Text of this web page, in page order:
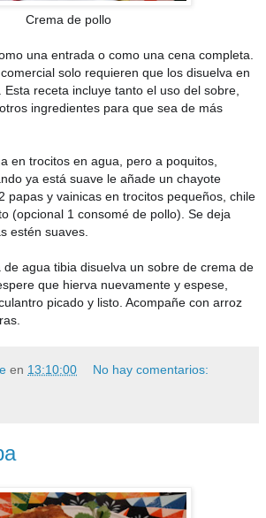
Crema de pollo
una entrada o como una cena completa.
solo requieren que los disuelva en
receta incluye tanto el uso del sobre,
ingredientes para que sea de más
en trocitos en agua, pero a poquitos,
ya está suave le añade un chayote
papas y vainicas en trocitos pequeños, chile
(opcional 1 consomé de pollo). Se deja
estén suaves.
de agua tibia disuelva un sobre de crema de
que hierva nuevamente y espese,
picado y listo. Acompañe con arroz
en 13:10:00 No hay comentarios: